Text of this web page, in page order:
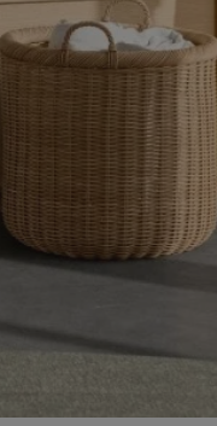
rozróżniania ludzi i botów. Jest
internetowej, ponieważ
raportów na temat
internetowej.
rozróżniania ludzi i botów. Jest
internetowej, ponieważ
raportów na temat
internetowej.
przez usługę Cookie-
preferencji dotyczących
pliki cookie. Jest to konieczne,
Script.com działał poprawnie.
informacje o zgodzie
dotyczących
z witryny. Rejestruje
prywatności i ustawień
przestrzeganie w kolejnych
nie musi ponownie